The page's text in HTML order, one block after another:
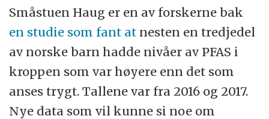
Småstuen Haug er en av forskerne bak
en studie som fant at nesten en tredjedel
av norske barn hadde nivåer av PFAS i
kroppen som var høyere enn det som
anses trygt. Tallene var fra 2016 og 2017.
Nye data som vil kunne si noe om